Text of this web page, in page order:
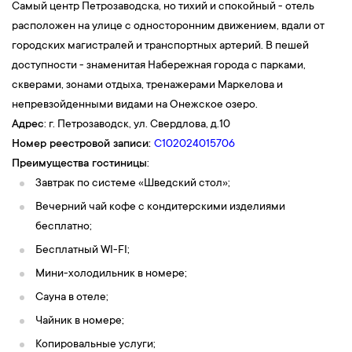
приобретается при необходимости самостоятельно и
заранее).
6-й день
08:30 — Завтрак в кафе гостиницы. Выезд из гостиницы.
09:30 —Вы отправитесь в дальний путь по комфортной трассе,
не забывая любоваться в окно красивыми видами природы:
живописнейшими озерами, извилистыми речками и
бескрайними лесами. В пути вас ждет
о тяжелых и радостных моментах прекрасного края. Кроме
этого, вы узнаете историю возникновения двух крупнейших
озер после Байкала –
акватории которых, находятся в Карелии. В пути вы
Самый центр Петрозаводска, но тихий и спокойный - отель
расположен на улице с односторонним движением, вдали от
городских магистралей и транспортных артерий. В пешей
доступности - знаменитая Набережная города с парками,
скверами, зонами отдыха, тренажерами Маркелова и
непревзойденными видами на Онежское озеро.
Адрес: г. Петрозаводск, ул. Свердлова, д.10
Номер реестровой записи: С102024015706
Преимущества гостиницы:
Завтрак по системе «Шведский стол»;
Вечерний чай кофе с кондитерскими изделиями
бесплатно;
Бесплатный WI-FI;
Мини-холодильник в номере;
Сауна в отеле;
Чайник в номере;
Копировальные услуги;